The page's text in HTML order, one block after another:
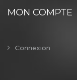
MON COMPTE
Connexion